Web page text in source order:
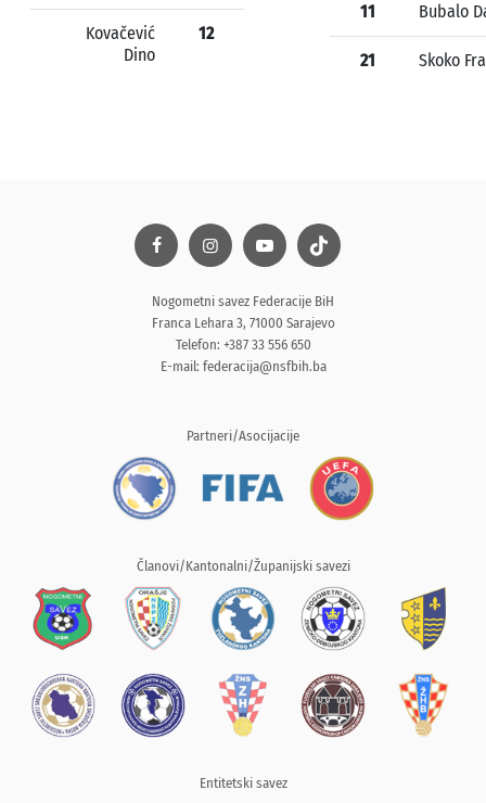
Kovačević
Dino
12
11 Bubalo
21 Skoko
Nogometni savez Federacije BiH
Franca Lehara 3, 71000 Sarajevo
Telefon: +387 33 556 650
E-mail: federacija@nsfbih.ba
Partneri/Asocijacije
Članovi/Kantonalni/Županijski savezi
Entitetski savez